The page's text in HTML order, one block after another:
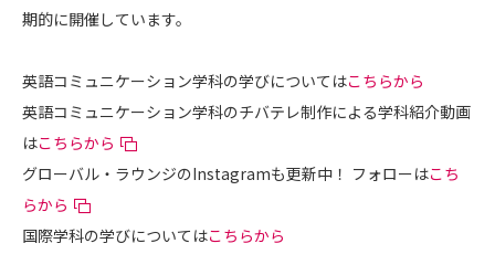
期的に開催しています。
英語コミュニケーション学科の学びについてはこちらから
英語コミュニケーション学科のチバテレ制作による学科紹介動画
はこちらから
グローバル・ラウンジのInstagramも更新中！ フォローはこち
らから
国際学科の学びについてはこちらから